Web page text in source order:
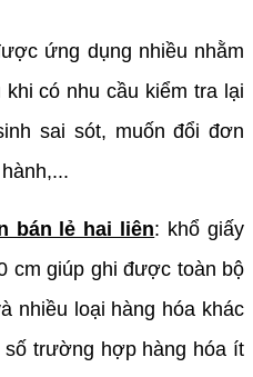
ứng dụng nhiều nhằm
có nhu cầu kiểm tra lại
sai sót, muốn đổi đơn
bán lẻ hai liên: khổ giấy
cm giúp ghi được toàn bộ
nhiều loại hàng hóa khác
trường hợp hàng hóa ít